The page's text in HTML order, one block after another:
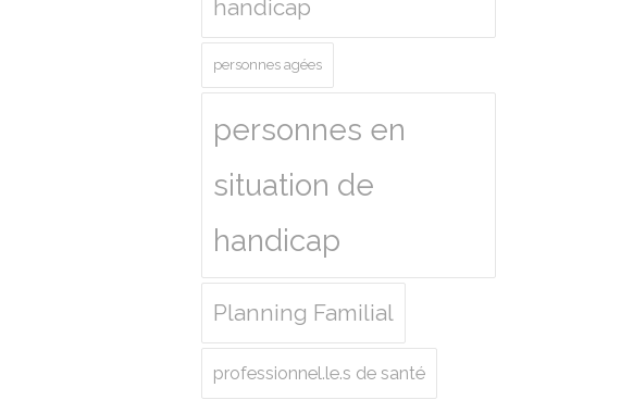
handicap
personnes agées
personnes en
situation de
handicap
Planning Familial
professionnel.le.s de santé